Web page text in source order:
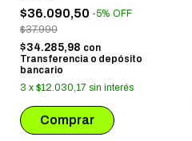
$36.090,50 -5% OFF
$37.990
$34.285,98 con
Transferencia o depósito
bancario
3 x $12.030,17 sin interés